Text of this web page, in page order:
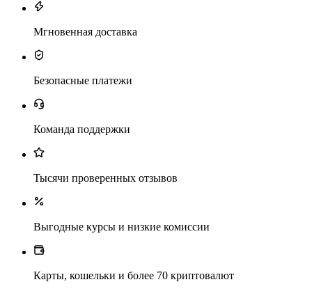
Мгновенная доставка
Безопасные платежи
Команда поддержки
Тысячи проверенных отзывов
Выгодные курсы и низкие комиссии
Карты, кошельки и более 70 криптовалют